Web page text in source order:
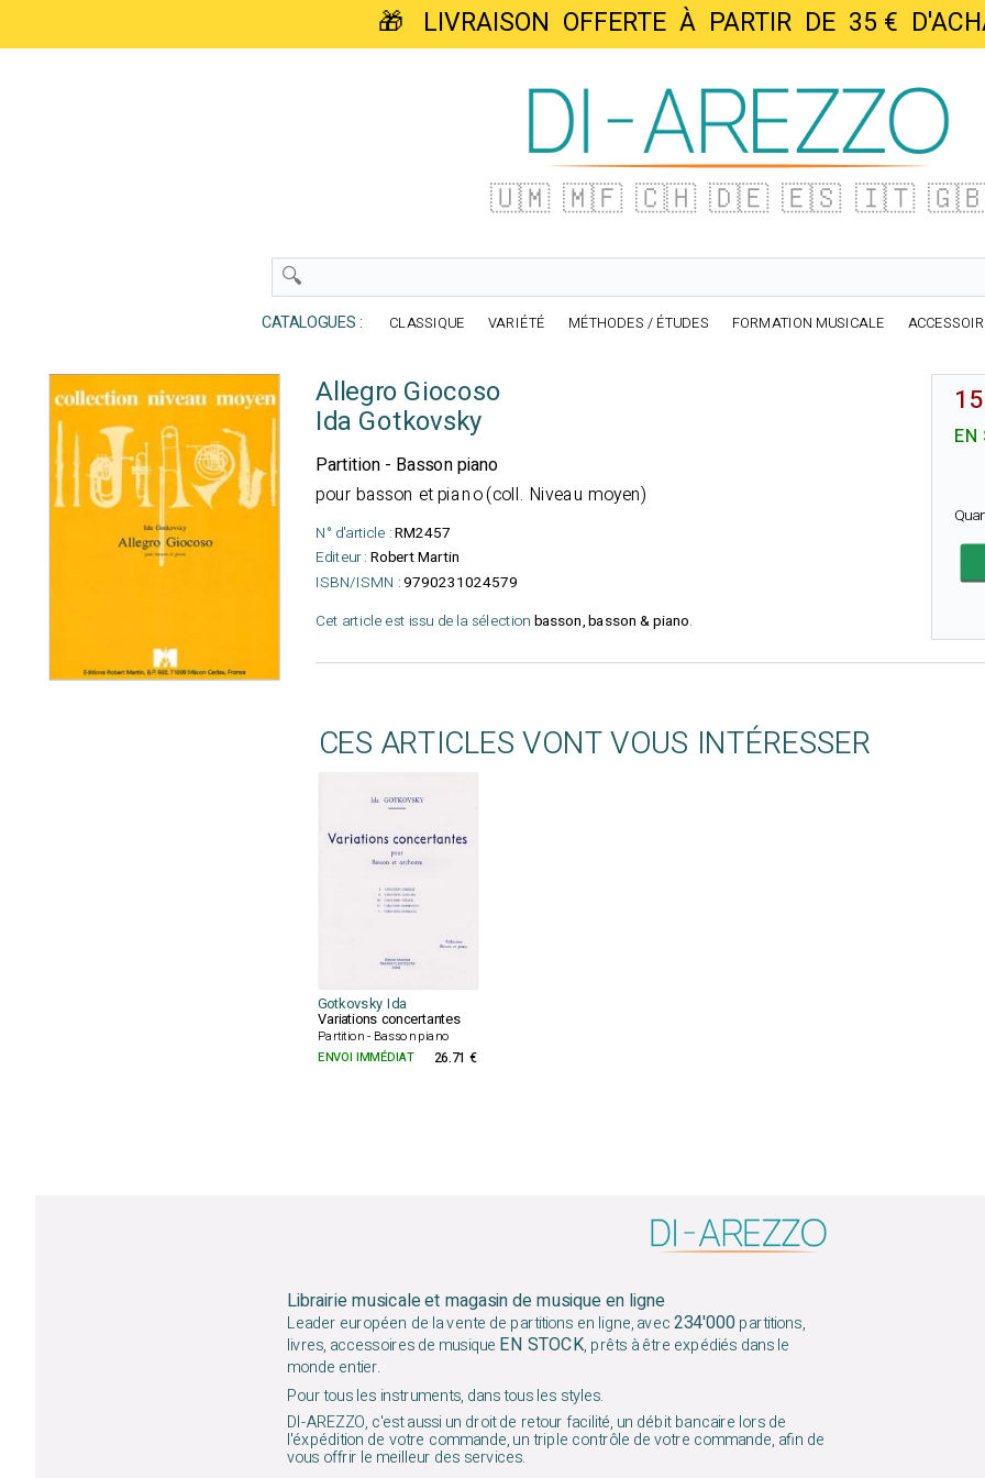
🎁 LIVRAISON OFFERTE À PARTIR DE 35 €
🇺🇲 🇲🇫 🇨🇭 🇩🇪 🇪🇸 🇮🇹
CATALOGUES : CLASSIQUE VARIÉTÉ MÉTHODES / ÉTUDES FORMATION MUSICALE
Allegro Giocoso
Ida Gotkovsky
Partition - Basson piano
pour basson et piano (coll. Niveau moyen)
N° d'article :RM2457
Editeur : Robert Martin
ISBN/ISMN :9790231024579
Cet article est issu de la sélection basson, basson & piano.
EN
CES ARTICLES VONT VOUS INTÉRESSER
Gotkovsky Ida
Variations concertantes
Partition - Basson piano
ENVOI IMMÉDIAT 26.71 €
Librairie musicale et magasin de musique en ligne
Leader européen de la vente de partitions en ligne, avec234'000partitions,
livres, accessoires de musique EN STOCK, prêts à être expédiés dans le
monde entier.
Pour tous les instruments, dans tous les styles.
DI-AREZZO, c'est aussi un droit de retour facilité, un débit bancaire lors de
l'éxpédition de votre commande, un triple contrôle de votre commande, afin de
vous offrir le meilleur des services.